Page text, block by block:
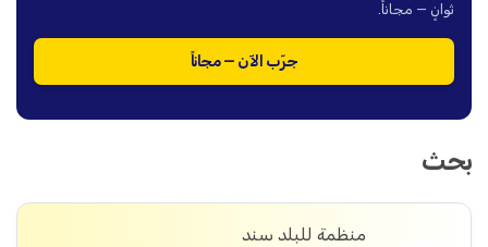
ثوانٍ — مجاناً.
جرّب الآن — مجاناً
بحث
منظمة للبلد سند